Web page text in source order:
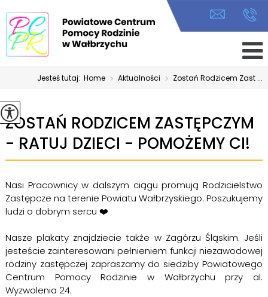
Jesteś tutaj:Home > Aktualności > Zostań Rodzicem Zast ...
ZOSTAŃ RODZICEM ZASTĘPCZYM
- RATUJ DZIECI - POMOŻEMY CI!
Nasi Pracownicy w dalszym ciągu promują Rodzicielstwo
Zastępcze na terenie Powiatu Wałbrzyskiego. Poszukujemy
ludzi o dobrym sercu ❤️
Nasze plakaty znajdziecie także w Zagórzu Śląskim. Jeśli
jesteście zainteresowani pełnieniem funkcji niezawodowej
rodziny zastępczej zapraszamy do siedziby Powiatowego
Centrum Pomocy Rodzinie w Wałbrzychu przy al.
Wyzwolenia 24.